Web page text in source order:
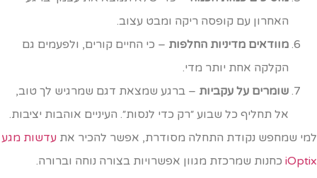
האחרון עם קופסה ריקה ומבט עצוב.
מוודאים מדיניות החלפות– כי החיים קורים, ולפעמים גם
הקלקה אחת יותר מדי.
שומרים על עקביות– ברגע שמצאת דגם שמרגיש לך טוב,
אל תחליף כל שבוע ״רק כדי לנסות״. העיניים אוהבות יציבות.
שמחפש נקודת התחלה מסודרת, אפשר להכיר אתעדשות מגע
כחנות שמרכזת מגוון אפשרויות בצורה נוחה וברורה.